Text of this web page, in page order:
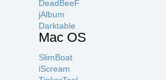
DeadBeeF
jAlbum
Darktable
Mac OS
SlimBoat
iScream